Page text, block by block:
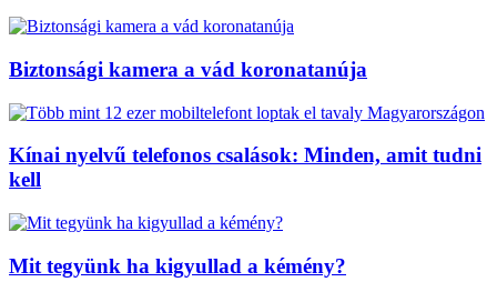
Biztonsági kamera a vád koronatanúja
Kínai nyelvű telefonos csalások: Minden, amit tudni
kell
Mit tegyünk ha kigyullad a kémény?